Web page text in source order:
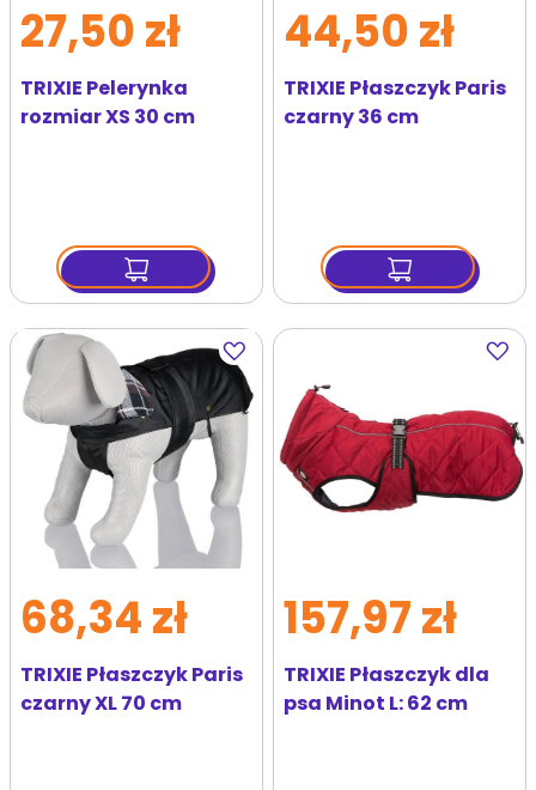
TRIXIE Pelerynka
rozmiar XS 30 cm
27,50 zł
TRIXIE Płaszczyk Paris
czarny 36 cm
44,50 zł
Dodaj
do
ulubionych
TRIXIE Płaszczyk Paris
czarny XL 70 cm
68,34 zł
Dodaj
do
TRIXIE Płaszczyk dla
psa Minot L: 62 cm
157,97 zł